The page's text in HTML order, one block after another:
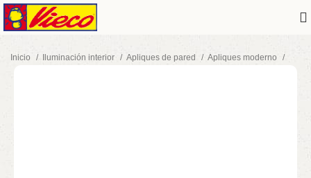
Inicio Iluminación interior Apliques de pared Apliques moderno